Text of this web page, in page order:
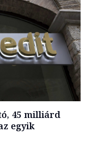
45 milliárd
egyik